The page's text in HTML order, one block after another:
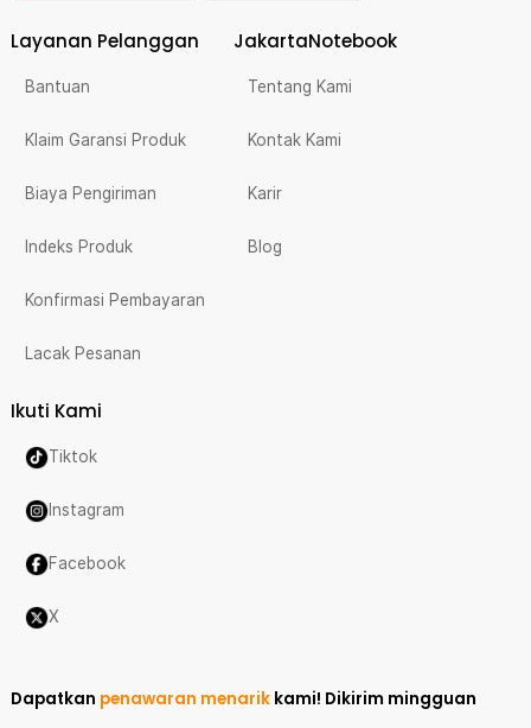
Layanan Pelanggan
Bantuan
Klaim Garansi Produk
Biaya Pengiriman
Indeks Produk
Konfirmasi Pembayaran
Lacak Pesanan
JakartaNotebook
Tentang Kami
Kontak Kami
Karir
Blog
Ikuti Kami
Tiktok
Instagram
Facebook
X
Dapatkan penawaran menarik kami! Dikirim mingguan